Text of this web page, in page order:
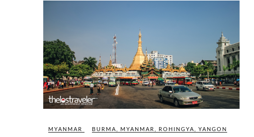
MYANMAR BURMA MYANMAR ROHINGYA YANGON